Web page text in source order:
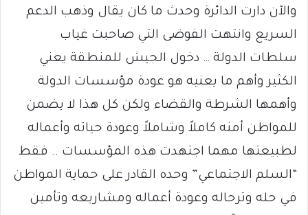
والآن دارت الدائرة وحدث ما كان يقال وذهب الدعم
السريع وانتهت الفوضى التي صاحبت غياب
سلطات الدولة … دخول الجيش للمنطقة يعني
الكثير وأهم ما يعنيه هو عودة مؤسسات الدولة
وأهمها الشرطة والقضاء ولكن كل هذا لا يضمن
للمواطن أمنه كاملاً وشاملاً وعودة حياته وأعماله
لطبيعتها مهما اجتهدت هذه المؤسسات .. فقط
“السلم الاجتماعي” وحده القادر على حماية المواطن
في حله وترحاله وعودة أعماله ومشاريعه وتأمين